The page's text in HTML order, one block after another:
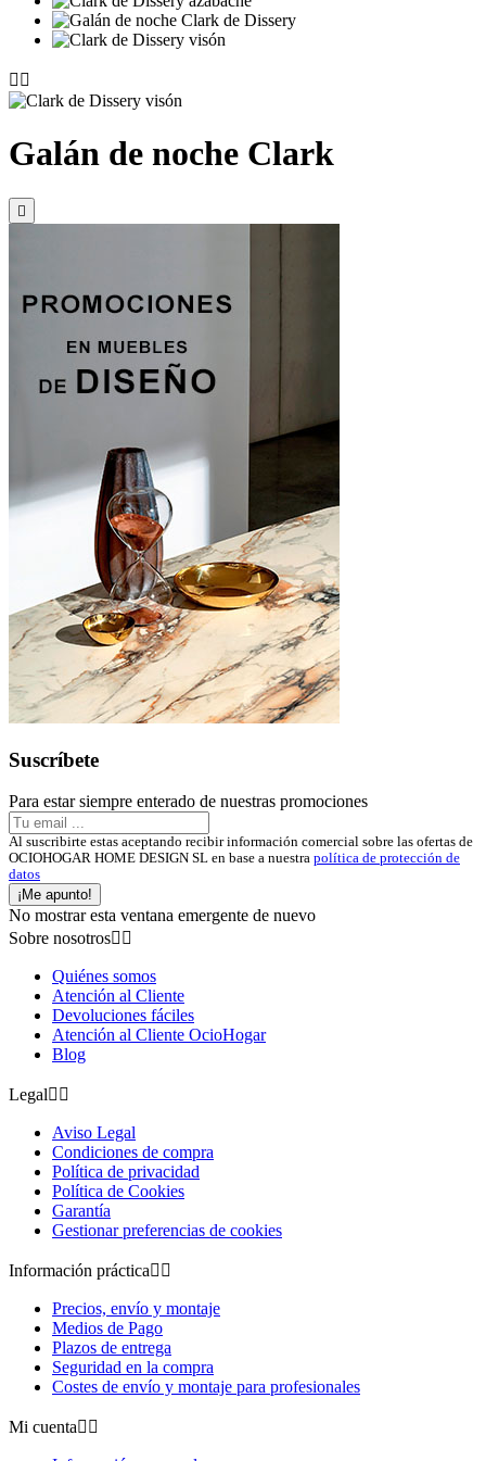
 
Galán de noche Clark

Suscríbete
Para estar siempre enterado de nuestras promociones
Al suscribirte estas aceptando recibir información comercial sobre las ofertas de
OCIOHOGAR HOME DESIGN SL en base a nuestra política de protección de
datos
¡Me apunto!
No mostrar esta ventana emergente de nuevo
Sobre nosotros 
Quiénes somos
Atención al Cliente
Devoluciones fáciles
Atención al Cliente OcioHogar
Blog
Legal 
Aviso Legal
Condiciones de compra
Política de privacidad
Política de Cookies
Garantía
Gestionar preferencias de cookies
Información práctica 
Precios, envío y montaje
Medios de Pago
Plazos de entrega
Seguridad en la compra
Costes de envío y montaje para profesionales
Mi cuenta 